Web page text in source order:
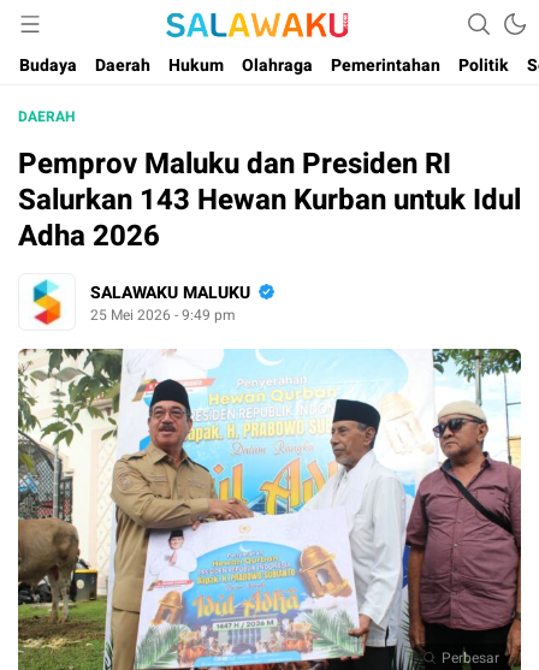
Salawaku Maluku
Salam dan Warta Anak Maluku
Budaya
Daerah Hukum Olahraga Pemerintahan Politik
DAERAH
Pemprov Maluku dan Presiden RI
Salurkan 143 Hewan Kurban untuk Idul
Adha 2026
SALAWAKU MALUKU
25 Mei 2026 - 9:49 pm
Perbesar